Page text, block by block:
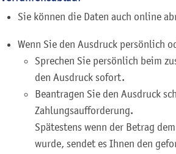
Sie können die Daten auch online
Wenn Sie den Ausdruck persönlich
Sprechen Sie persönlich beim
den Ausdruck sofort.
Beantragen Sie den Ausdruck
Zahlungsaufforderung.
Spätestens wenn der Betrag
wurde, sendet es Ihnen den